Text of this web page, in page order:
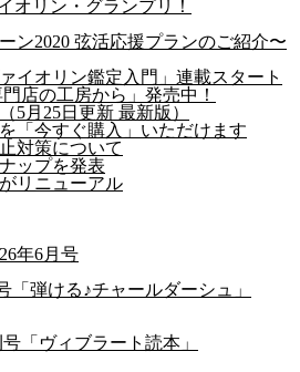
オリン・グランプリ！
ン2020 弦活応援プランのご紹介〜
イオリン鑑定入門」連載スタート
店の工房から」発売中！
5月25日更新 最新版）
「今すぐ購入」いただけます
対策について
ップを発表
リニューアル
年6月号
「弾ける♪チャールダーシュ」
「ヴィブラート読本」